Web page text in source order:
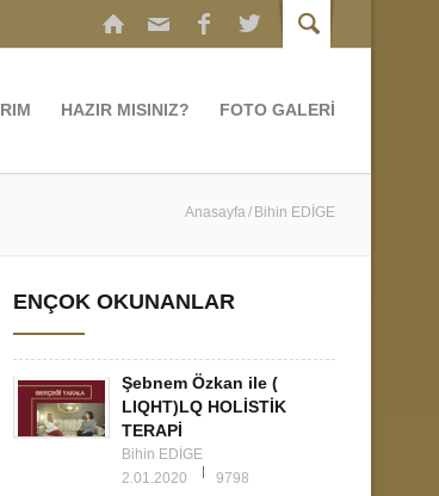
HAZIR MISINIZ? FOTO GALERİ
Anasayfa Bihin EDİGE
ENÇOK OKUNANLAR
Şebnem Özkan ile (
LIQHT)LQ HOLİSTİK
TERAPİ
Bihin EDİGE
2.01.2020
9798